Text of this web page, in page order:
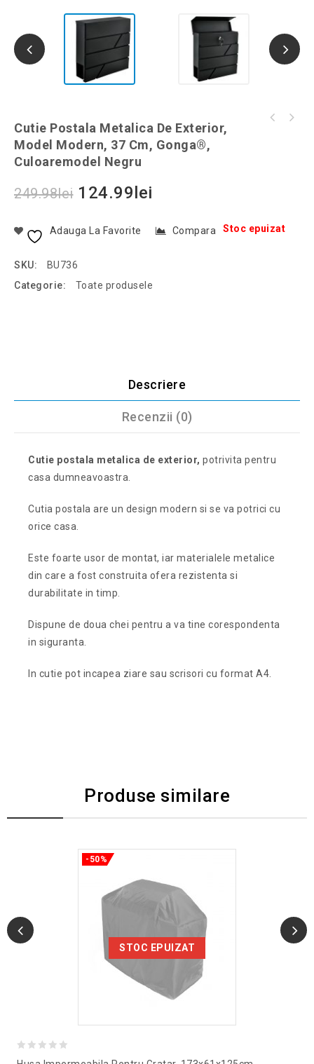
Cutie Postala Metalica De Exterior,
Model Modern, 37 Cm, Gonga®,
Culoaremodel Negru
249.98lei 124.99 lei
Stoc epuizat
Adauga La Favorite Compara
SKU:
BU736
Categorie:
Toate produsele
Descriere
Recenzii (0)
Cutie postala metalica de exterior, potrivita pentru
casa dumneavoastra.
Cutia postala are un design modern si se va potrici cu
orice casa.
Este foarte usor de montat, iar materialele metalice
din care a fost construita ofera rezistenta si
durabilitate in timp.
Dispune de doua chei pentru a va tine corespondenta
in siguranta.
In cutie pot incapea ziare sau scrisori cu format A4.
Produse similare
STOC EPUIZAT
-50%